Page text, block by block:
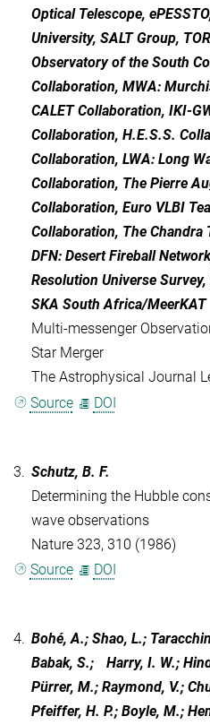
Optical Telescope,
University, SALT Group,
Observatory of the South
Collaboration, MWA:
CALET Collaboration, IKI-
Collaboration, H.E.S.S.
Collaboration, LWA: Long
Collaboration, The Pierre
Collaboration, Euro VLBI
Collaboration, The Chandra
DFN: Desert Fireball
Resolution Universe
SKA South Africa/MeerKAT
Multi-messenger
Star Merger
The Astrophysical Journal
Source
DOI
3. Schutz, B. F.
Determining the Hubble
wave observations
Nature 323, 310 (1986)
Source
DOI
4. Bohé, A.; Shao, L.;
Babak, S.; Harry, I. W.;
Pürrer, M.; Raymond, V.;
Pfeiffer, H. P.; Boyle, M.;